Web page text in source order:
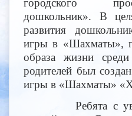
дошкольник». В
развития
игры в «Шахматы»,
образа жизни
родителей был
игры в «Шахматы»
Ребята с